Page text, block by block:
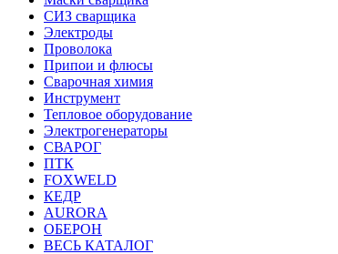
СИЗ сварщика
Электроды
Проволока
Припои и флюсы
Сварочная химия
Инструмент
Тепловое оборудование
Электрогенераторы
СВАРОГ
ПТК
FOXWELD
КЕДР
AURORA
ОБЕРОН
ВЕСЬ КАТАЛОГ